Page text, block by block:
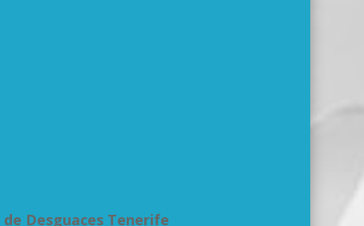
de Desguaces Tenerife